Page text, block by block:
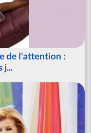
de l'attention :
j...